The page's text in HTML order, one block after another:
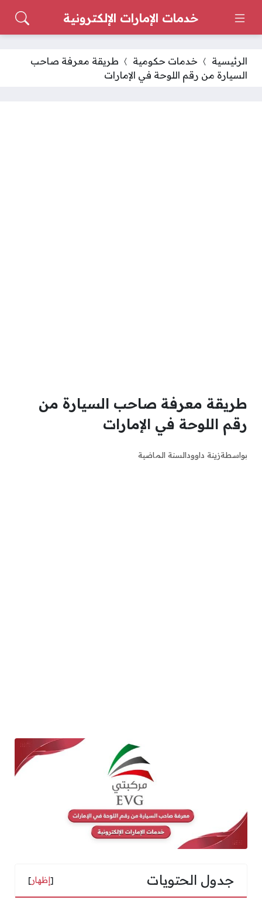
خدمات الإمارات الإلكترونية
الرئيسية خدمات حكومية
طريقة معرفة صاحب
السيارة من رقم اللوحة في الإمارات
طريقة معرفة صاحب السيارة من
رقم اللوحة في الإمارات
بواسطةزينة داوودالسنة الماضية
جدول الحتويات [إظهار]